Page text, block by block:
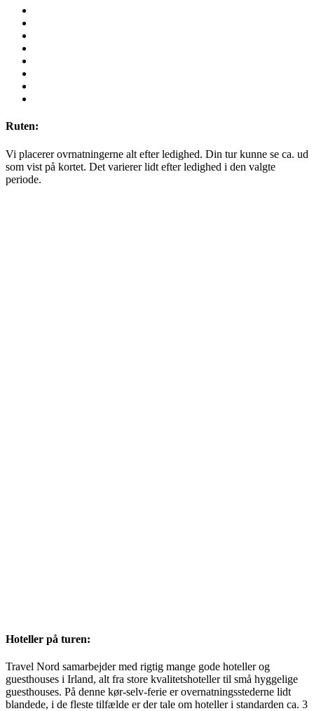
Ruten:
Vi placerer ovrnatningerne alt efter ledighed. Din tur kunne se ca. ud
som vist på kortet. Det varierer lidt efter ledighed i den valgte
periode.
Hoteller på turen:
Travel Nord samarbejder med rigtig mange gode hoteller og
guesthouses i Irland, alt fra store kvalitetshoteller til små hyggelige
guesthouses. På denne kør-selv-ferie er overnatningsstederne lidt
blandede, i de fleste tilfælde er der tale om hoteller i standarden ca. 3